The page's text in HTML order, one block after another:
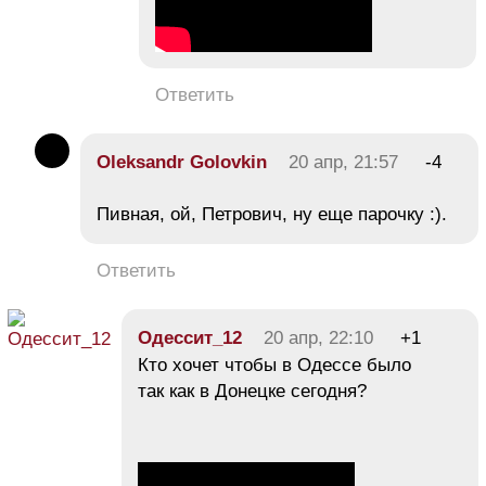
Ответить
Oleksandr Golovkin 20 апр, 21:57 -4
Пивная, ой, Петрович, ну еще парочку :).
Ответить
Одессит_12 20 апр, 22:10
+1
Кто хочет чтобы в Одессе было
так как в Донецке сегодня?